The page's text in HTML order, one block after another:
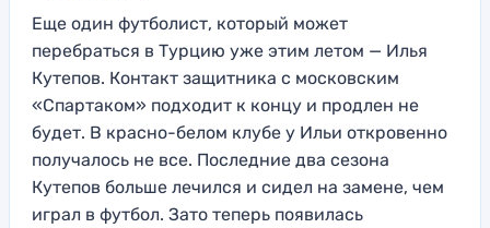
Еще один футболист, который может
перебраться в Турцию уже этим летом — Илья
Кутепов. Контакт защитника с московским
«Спартаком» подходит к концу и продлен не
будет. В красно-белом клубе у Ильи откровенно
получалось не все. Последние два сезона
Кутепов больше лечился и сидел на замене, чем
играл в футбол. Зато теперь появилась